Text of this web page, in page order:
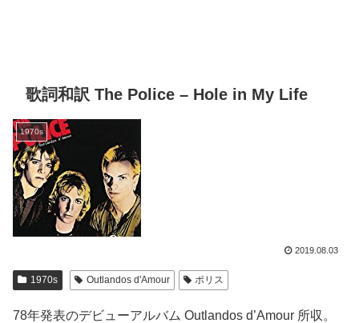
歌詞和訳 The Police – Hole in My Life
1970s
2019.08.03
1970s Outlandos d'Amour ポリス
78年発表のデビューアルバム Outlandos d’Amour 所収。